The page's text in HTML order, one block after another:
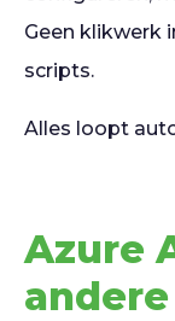
Geen klikwerk
scripts.
Alles loopt
Azure